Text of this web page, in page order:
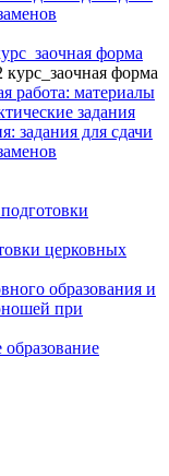
форма
курс_заочная форма
работа: материалы
задания
задания для сдачи
церковных
образования и
при